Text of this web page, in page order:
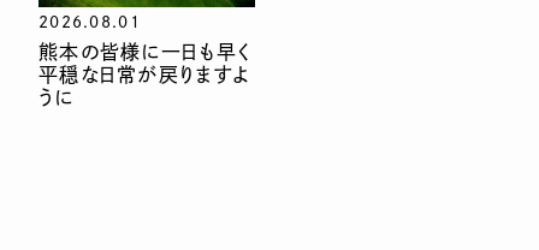
2026.08.01
熊本の皆様に一日も早く
平穏な日常が戻りますよ
うに